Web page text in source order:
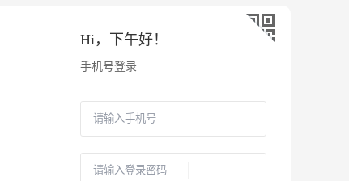
Hi， 下午好！
手机号登录